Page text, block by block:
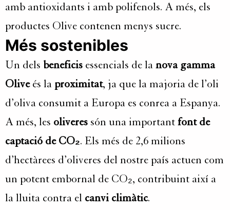
amb antioxidants i amb polifenols. A més, els
productes Olive contenen menys sucre.
Més sostenibles
Un dels beneficis essencials de la nova gamma
Oliveés la proximitat, ja que la majoria de l’oli
d’oliva consumit a Europa es conrea a Espanya.
A més, les oliveres són una important font de
captació de CO₂. Els més de 2,6 milions
d’hectàrees d’oliveres del nostre país actuen com
un potent embornal de CO₂, contribuint així a
la lluita contra el canvi climàtic.